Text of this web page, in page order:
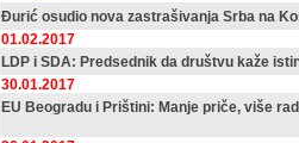
Đurić osudio nova zastrašivanja Srba na
01.02.2017
LDP i SDA: Predsednik da društvu kaže
30.01.2017
EU Beogradu i Prištini: Manje priče, više